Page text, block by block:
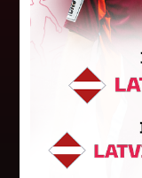
"Riga FC
titulam
kausu
Latvijas
kas iepriekš
titulu pēc